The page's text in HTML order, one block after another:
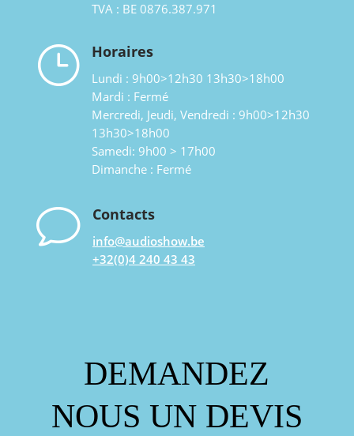
TVA : BE 0876.387.971
} Horaires
Lundi : 9h00>12h30 13h30>18h00
Mardi : Fermé
Mercredi, Jeudi, Vendredi : 9h00>12h30
13h30>18h00
Samedi: 9h00 > 17h00
Dimanche : Fermé
v Contacts
info@audioshow.be
+32(0)4 240 43 43
DEMANDEZ
NOUS UN DEVIS